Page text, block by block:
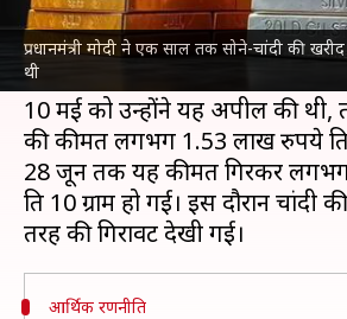
प्रधानमंत्री मोदी ने एक साल तक सोने-चांदी की
थी
प्रधानमंत्रीनरेंद्र मोदीके भारतीयों से
की अपील के बाद से सोने की कीमतों में
13,000 रुपये से ज्यादा की गिरावट
10 मई को उन्होंने यह अपील की
की कीमत लगभग 1.53 लाख रुपये प्रति
28 जून तक यह कीमत गिरकर
प्रति 10 ग्राम हो गई। इस दौरान
आर्थिक रणनीति